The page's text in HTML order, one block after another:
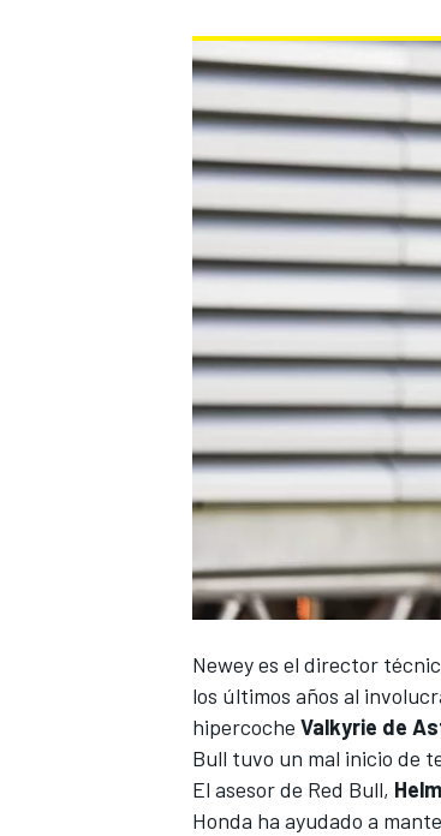
WEC
Newey es el director
los últimos años al
hipercoche Valkyrie de
Bull tuvo un mal inicio de
El asesor de Red Bull,
Honda ha ayudado a